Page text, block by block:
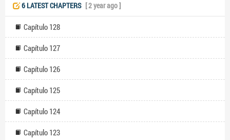
6 LATEST CHAPTERS [ 2 year ago ]
Capítulo 128
Capítulo 127
Capítulo 126
Capítulo 125
Capítulo 124
Capítulo 123